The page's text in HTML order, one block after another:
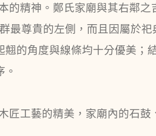
的精神。鄭氏家廟與其右鄰之
最尊貴的左側，而且因屬於祀
的角度與線條均十分優美；
匠工藝的精美，家廟內的石鼓